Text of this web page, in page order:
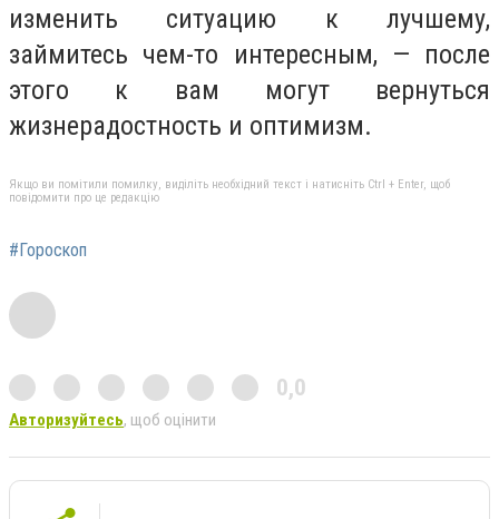
изменить ситуацию к лучшему,
займитесь чем-то интересным, — после
этого к вам могут вернуться
жизнерадостность и оптимизм.
Якщо ви помітили помилку, виділіть необхідний текст і натисніть Ctrl + Enter, щоб
повідомити про це редакцію
#Гороскоп
0,0
Авторизуйтесь, щоб оцінити